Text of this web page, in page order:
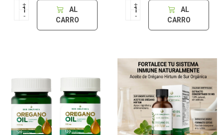
+
-
AL
CARRO
+
-
AL
CARRO